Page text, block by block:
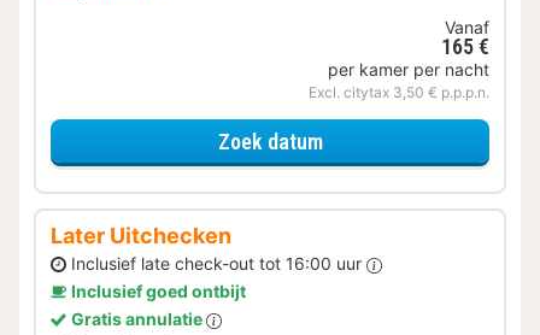
Vanaf
165 €
per kamer per nacht
Excl. citytax 3,50 € p.p.p.n.
Zoek datumvoor Met parkeerplek
Later Uitchecken
Inclusief late check-out tot 16:00 uur
Inclusief goed ontbijt
Gratis annulatie